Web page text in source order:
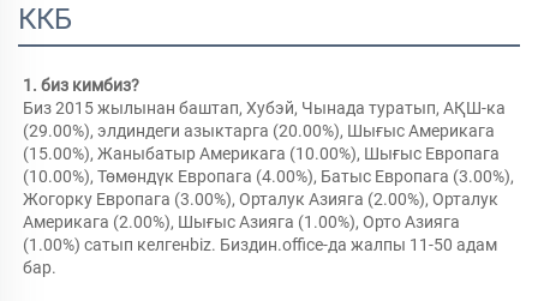
ККБ
1. биз кимбиз?
Биз 2015 жылынан баштап, Хубэй, Чынада туратып, АҚШ-ка
(29.00%), элдиндеги азыктарга (20.00%), Шығыс Америкага
(15.00%), Жаныбатыр Америкага (10.00%), Шығыс Европага
(10.00%), Төмөндүк Европага (4.00%), Батыс Европага (3.00%),
Жогорку Европага (3.00%), Орталук Азияга (2.00%), Орталук
Америкага (2.00%), Шығыс Азияга (1.00%), Орто Азияга
(1.00%) сатып келгенbiz. Биздин.office-да жалпы 11-50 адам
бар.